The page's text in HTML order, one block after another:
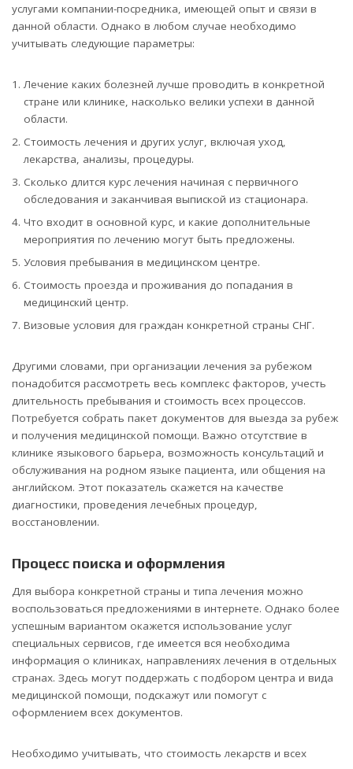
услугами компании-посредника, имеющей опыт и связи в
данной области. Однако в любом случае необходимо
учитывать следующие параметры:
Лечение каких болезней лучше проводить в конкретной
стране или клинике, насколько велики успехи в данной
области.
Стоимость лечения и других услуг, включая уход,
лекарства, анализы, процедуры.
Сколько длится курс лечения начиная с первичного
обследования и заканчивая выпиской из стационара.
Что входит в основной курс, и какие дополнительные
мероприятия по лечению могут быть предложены.
Условия пребывания в медицинском центре.
Стоимость проезда и проживания до попадания в
медицинский центр.
Визовые условия для граждан конкретной страны СНГ.
Другими словами, при организации лечения за рубежом
понадобится рассмотреть весь комплекс факторов, учесть
длительность пребывания и стоимость всех процессов.
Потребуется собрать пакет документов для выезда за рубеж
и получения медицинской помощи. Важно отсутствие в
клинике языкового барьера, возможность консультаций и
обслуживания на родном языке пациента, или общения на
английском. Этот показатель скажется на качестве
диагностики, проведения лечебных процедур,
восстановлении.
Процесс поиска и оформления
Для выбора конкретной страны и типа лечения можно
воспользоваться предложениями в интернете. Однако более
успешным вариантом окажется использование услуг
специальных сервисов, где имеется вся необходима
информация о клиниках, направлениях лечения в отдельных
странах. Здесь могут поддержать с подбором центра и вида
медицинской помощи, подскажут или помогут с
оформлением всех документов.
Необходимо учитывать, что стоимость лекарств и всех